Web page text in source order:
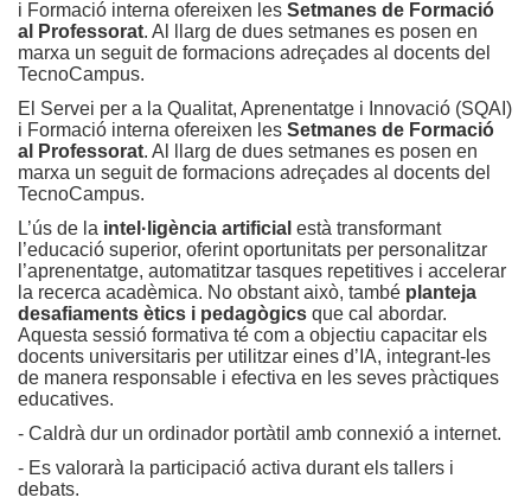
i Formació interna ofereixen les Setmanes de Formació
al Professorat. Al llarg de dues setmanes es posen en
marxa un seguit de formacions adreçades al docents del
TecnoCampus.
El Servei per a la Qualitat, Aprenentatge i Innovació (SQAI)
i Formació interna ofereixen les Setmanes de Formació
al Professorat. Al llarg de dues setmanes es posen en
marxa un seguit de formacions adreçades al docents del
TecnoCampus.
L’ús de la intel·ligència artificial està transformant
l’educació superior, oferint oportunitats per personalitzar
l’aprenentatge, automatitzar tasques repetitives i accelerar
la recerca acadèmica. No obstant això, també planteja
desafiaments ètics i pedagògics que cal abordar.
Aquesta sessió formativa té com a objectiu capacitar els
docents universitaris per utilitzar eines d’IA, integrant-les
de manera responsable i efectiva en les seves pràctiques
educatives.
- Caldrà dur un ordinador portàtil amb connexió a internet.
- Es valorarà la participació activa durant els tallers i
debats.